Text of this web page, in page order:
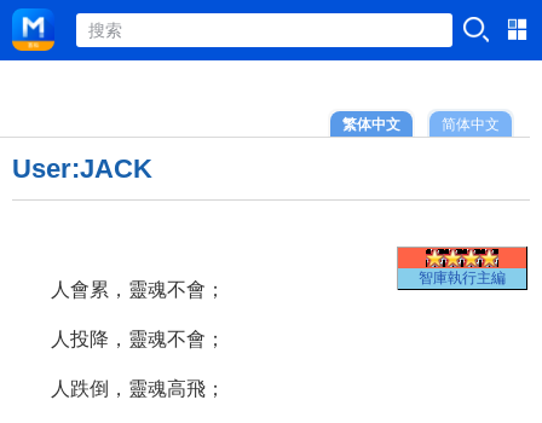
简体中文
繁体中文
User:JACK
智庫執行主編
人會累，靈魂不會；
人投降，靈魂不會；
人跌倒，靈魂高飛；